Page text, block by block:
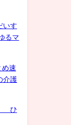
いす
るマ
め速
介護
ひ